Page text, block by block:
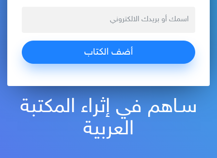
سـاهم في إثراء المكتبة
العربية